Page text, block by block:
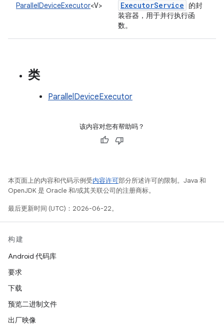
ParallelDeviceExecutor<V> ExecutorService
的封
装容器，用于并行执行函
数。
类
ParallelDeviceExecutor
该内容对您有帮助吗？
本页面上的内容和代码示例受内容许可部分所述许可的限制。Java 和
OpenJDK 是 Oracle 和/或其关联公司的注册商标。
最后更新时间 (UTC)：2026-06-22。
构建
Android 代码库
要求
下载
预览二进制文件
出厂映像